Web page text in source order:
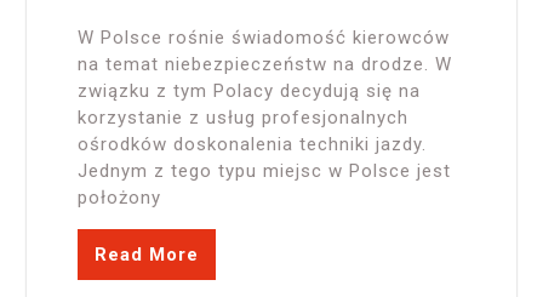
W Polsce rośnie świadomość kierowców
na temat niebezpieczeństw na drodze. W
związku z tym Polacy decydują się na
korzystanie z usług profesjonalnych
ośrodków doskonalenia techniki jazdy.
Jednym z tego typu miejsc w Polsce jest
położony
Read More